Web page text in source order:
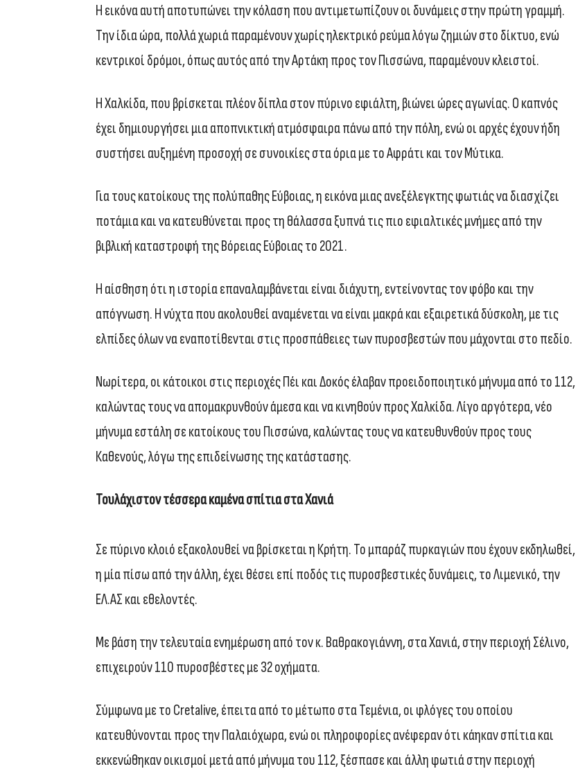
Η εικόνα αυτή αποτυπώνει την κόλαση που αντιμετωπίζουν οι δυνάμεις στην πρώτη γραμμή.
Την ίδια ώρα, πολλά χωριά παραμένουν χωρίς ηλεκτρικό ρεύμα λόγω ζημιών στο δίκτυο, ενώ
κεντρικοί δρόμοι, όπως αυτός από την Αρτάκη προς τον Πισσώνα, παραμένουν κλειστοί.
Η Χαλκίδα, που βρίσκεται πλέον δίπλα στον πύρινο εφιάλτη, βιώνει ώρες αγωνίας. Ο καπνός
έχει δημιουργήσει μια αποπνικτική ατμόσφαιρα πάνω από την πόλη, ενώ οι αρχές έχουν ήδη
συστήσει αυξημένη προσοχή σε συνοικίες στα όρια με το Αφράτι και τον Μύτικα.
Για τους κατοίκους της πολύπαθης Εύβοιας, η εικόνα μιας ανεξέλεγκτης φωτιάς να διασχίζει
ποτάμια και να κατευθύνεται προς τη θάλασσα ξυπνά τις πιο εφιαλτικές μνήμες από την
βιβλική καταστροφή της Βόρειας Εύβοιας το 2021.
Η αίσθηση ότι η ιστορία επαναλαμβάνεται είναι διάχυτη, εντείνοντας τον φόβο και την
απόγνωση. Η νύχτα που ακολουθεί αναμένεται να είναι μακρά και εξαιρετικά δύσκολη, με τις
ελπίδες όλων να εναποτίθενται στις προσπάθειες των πυροσβεστών που μάχονται στο πεδίο.
Νωρίτερα, οι κάτοικοι στις περιοχές Πέι και Δοκός έλαβαν προειδοποιητικό μήνυμα από το 112,
καλώντας τους να απομακρυνθούν άμεσα και να κινηθούν προς Χαλκίδα. Λίγο αργότερα, νέο
μήνυμα εστάλη σε κατοίκους του Πισσώνα, καλώντας τους να κατευθυνθούν προς τους
Καθενούς, λόγω της επιδείνωσης της κατάστασης.
Τουλάχιστον τέσσερα καμένα σπίτια στα Χανιά
Σε πύρινο κλοιό εξακολουθεί να βρίσκεται η Κρήτη. Το μπαράζ πυρκαγιών που έχουν εκδηλωθεί,
η μία πίσω από την άλλη, έχει θέσει επί ποδός τις πυροσβεστικές δυνάμεις, το Λιμενικό, την
ΕΛ.ΑΣ και εθελοντές.
Με βάση την τελευταία ενημέρωση από τον κ. Βαθρακογιάννη, στα Χανιά, στην περιοχή Σέλινο,
επιχειρούν 110 πυροσβέστες με 32 οχήματα.
Σύμφωνα με το Cretalive, έπειτα από το μέτωπο στα Τεμένια, οι φλόγες του οποίου
κατευθύνονται προς την Παλαιόχωρα, ενώ οι πληροφορίες ανέφεραν ότι κάηκαν σπίτια και
εκκενώθηκαν οικισμοί μετά από μήνυμα του 112, ξέσπασε και άλλη φωτιά στην περιοχή